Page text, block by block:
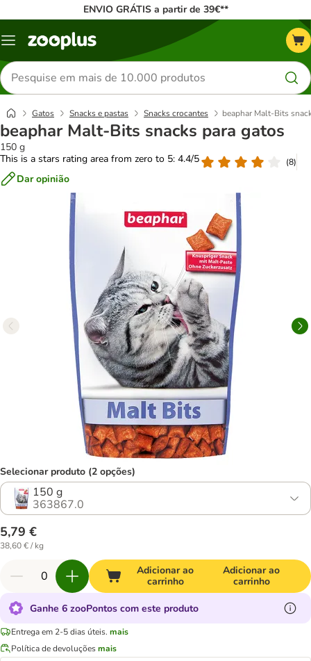
ENVIO GRÁTIS a partir de 39€**
Menu
Pesquisar
produtos
Gatos Snacks e pastas Snacks crocantes beaphar Malt-Bits
beaphar Malt-Bits snacks para gatos
150 g
This is a stars rating area from zero to 5: 4.4/5
(8)
Dar opinião
Selecionar produto (2 opções)
150 g
363867.0
5,79 €
38,60 € / kg
Adicionar ao
carrinho
Adicionar ao
carrinho
Ganhe 6 zooPontos com este produto
Entrega em 2-5 dias úteis. mais
Política de devoluçõesmais